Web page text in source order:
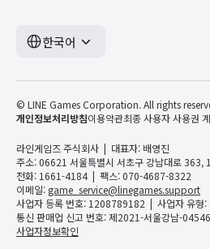
한국어
© LINE Games Corporation. All rights
개인정보처리방침이용약관최종 사용자 사용권
라인게임즈 주식회사
대표자: 배영진
주소: 06621 서울특별시 서초구 강남대로 363,
전화: 1661-4184
팩스: 070-4687-8322
이메일: game_service@linegames.support
사업자 등록 번호: 1208789182
사업자 유형:
통신 판매업 신고 번호: 제2021-서울강남-
사업자정보확인